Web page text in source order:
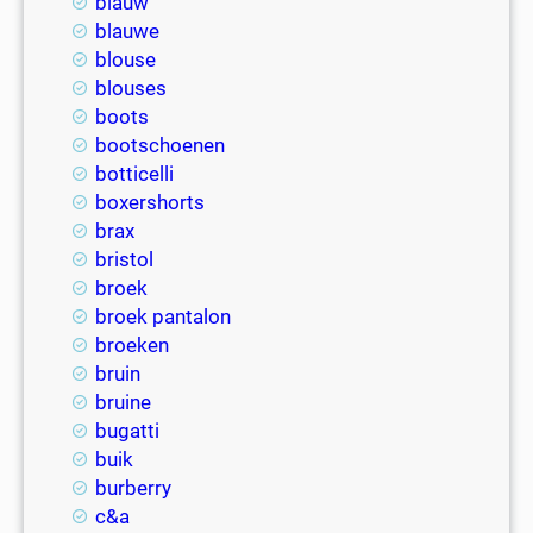
blauwe
blouse
blouses
boots
bootschoenen
botticelli
boxershorts
brax
bristol
broek
broek pantalon
broeken
bruin
bruine
bugatti
buik
burberry
c&a